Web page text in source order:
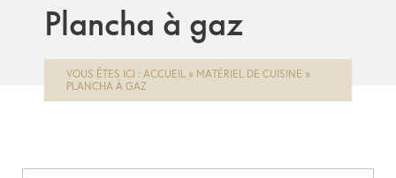
Plancha à gaz
VOUS ÊTES ICI : ACCUEIL » MATÉRIEL DE CUISINE »
PLANCHA À GAZ